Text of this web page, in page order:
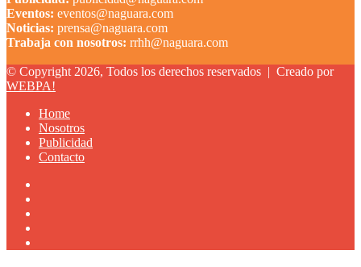
Eventos: eventos@naguara.com
Noticias: prensa@naguara.com
Trabaja con nosotros: rrhh@naguara.com
© Copyright 2026, Todos los derechos reservados | Creado por
WEBPA!
Home
Nosotros
Publicidad
Contacto